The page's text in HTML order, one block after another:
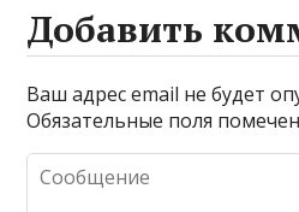
Добавить
Ваш адрес email не будет
Обязательные поля